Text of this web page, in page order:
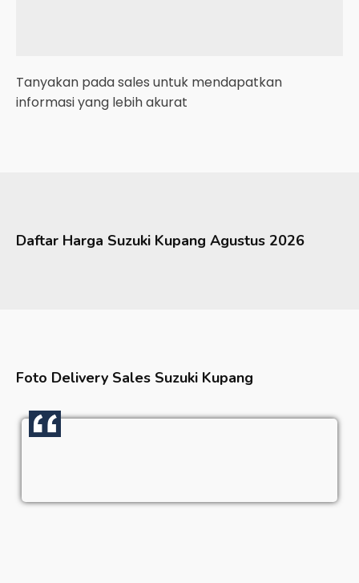
Tanyakan pada sales untuk mendapatkan
informasi yang lebih akurat
Daftar Harga Suzuki Kupang Agustus 2026
Foto Delivery Sales Suzuki Kupang